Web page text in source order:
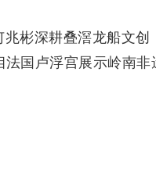
彬深耕叠滘龙船文
国卢浮宫展示岭南非